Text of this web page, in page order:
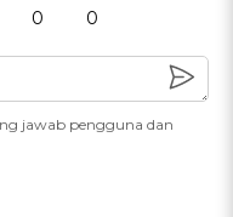
0 0
jawab pengguna dan